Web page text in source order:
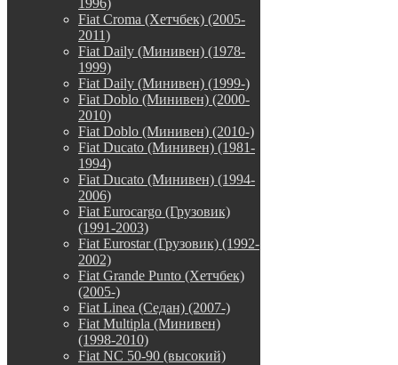
Fiat Croma (Хетчбек) (2005-
2011)
Fiat Daily (Минивен) (1978-
1999)
Fiat Daily (Минивен) (1999-)
Fiat Doblo (Минивен) (2000-
2010)
Fiat Doblo (Минивен) (2010-)
Fiat Ducato (Минивен) (1981-
1994)
Fiat Ducato (Минивен) (1994-
2006)
Fiat Eurocargo (Грузовик)
(1991-2003)
Fiat Eurostar (Грузовик) (1992-
2002)
Fiat Grande Punto (Хетчбек)
(2005-)
Fiat Linea (Седан) (2007-)
Fiat Multipla (Минивен)
(1998-2010)
Fiat NC 50-90 (высокий)